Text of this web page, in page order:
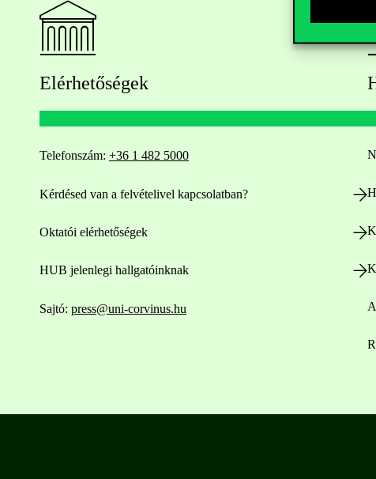
Elérhetőségek
Telefonszám: +36 1 482 5000
Kérdésed van a felvételivel kapcsolatban?
Oktatói elérhetőségek
HUB jelenlegi hallgatóinknak
Sajtó: press@uni-corvinus.hu